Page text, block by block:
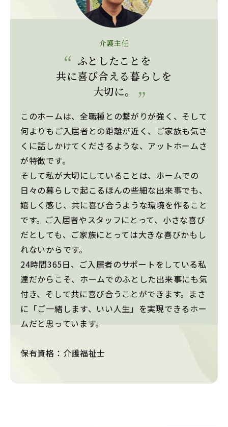
介護主任
ふとしたことを
共に喜び合える暮らしを
大切に。
このホームは、全職種との繋がりが強く、そして
何よりもご入居者との距離が近く、ご家族も気さ
くに話しかけてくださるような、アットホームさ
が特徴です。
そして私が大切にしていることは、ホームでの
日々の暮らしで起こるほんの些細な出来事でも、
嬉しく感じ、共に喜び合うような環境を作ること
です。ご入居者やスタッフにとって、小さな喜び
だとしても、ご家族にとっては大きな喜びかもし
れないからです。
24時間365日、ご入居者のサポートをしている私
達だからこそ、ホームでのふとした出来事にも気
付き、そして共に喜び合うことができます。まさ
に「ご一緒します、いい人生」を実現できるホー
ムだと思っています。
保有資格：介護福祉士